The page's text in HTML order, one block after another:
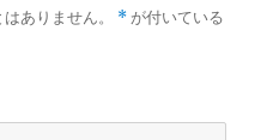
ありません。 * が付いている